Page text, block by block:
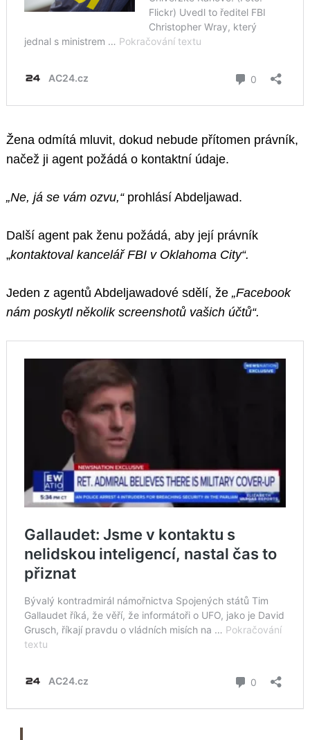
Žena odmítá mluvit, dokud nebude přítomen právník,
načež ji agent požádá o kontaktní údaje.
„Ne, já se vám ozvu,“prohlásí Abdeljawad.
Další agent pak ženu požádá, aby její právník
„kontaktoval kancelář FBI v Oklahoma City“.
Jeden z agentů Abdeljawadové sdělí, že „Facebook
nám poskytl několik screenshotů vašich účtů“.